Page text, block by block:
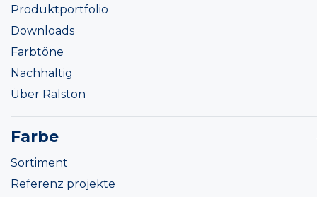
Produktportfolio
Downloads
Farbtöne
Nachhaltig
Über Ralston
Farbe
Sortiment
Referenz projekte